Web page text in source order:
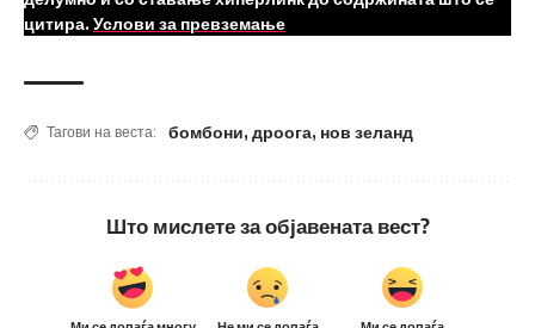
цитира. Услови за превземање
Тагови на веста: бомбони, дроога, нов зеланд
Што мислете за објавената вест?